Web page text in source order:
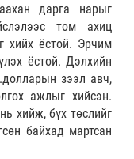
дарга нарыг
том ахиц
хийх ёстой. Эрчим
ёстой. Дэлхийн
зээл авч,
ажлыг хийсэн.
хийж, бүх төслийг
байхад мартсан